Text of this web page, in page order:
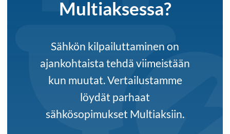
Multiaksessa?
Sähkön kilpailuttaminen on
ajankohtaista tehdä viimeistään
kun muutat. Vertailustamme
löydät parhaat
sähkösopimukset Multiaksiin.